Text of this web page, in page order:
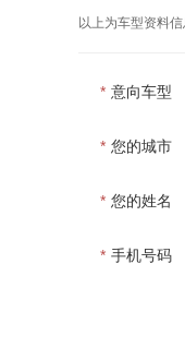
以上为车型资料
* 意向车型
* 您的城市
* 您的姓名
* 手机号码